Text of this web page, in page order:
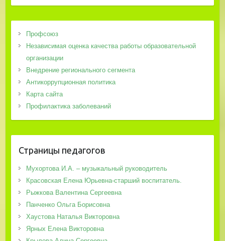
Профсоюз
Независимая оценка качества работы образовательной
организации
Внедрение регионального сегмента
Антикоррупционная политика
Карта сайта
Профилактика заболеваний
Страницы педагогов
Мухортова И.А. – музыкальный руководитель
Красовская Елена Юрьевна-старший воспитатель.
Рыжкова Валентина Сергеевна
Панченко Ольга Борисовна
Хаустова Наталья Викторовна
Ярных Елена Викторовна